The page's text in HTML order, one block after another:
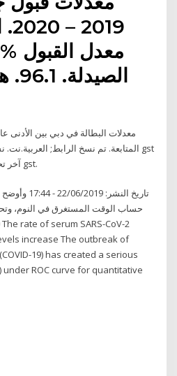
معدلات البطالة في دبي بين الأدنى
آخر تحديث: 20 مايو ,2020: 11:51 ص gst.
تاريخ
حساب الوقت المستغرق في النوم،
increase The outbreak of
19) has created a serious
under ROC curve for quantitative